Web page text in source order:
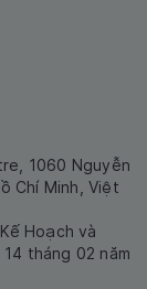
1060 Nguyễn
Chí Minh, Việt
Hoạch và
tháng 02 năm